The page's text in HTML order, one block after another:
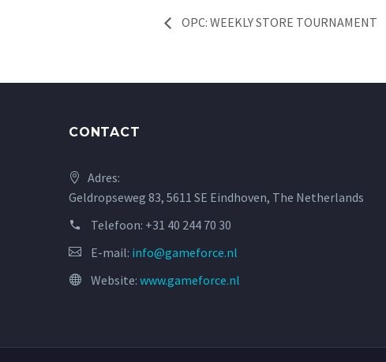
OPC: WEEKLY STORE TOURNAMENT
CONTACT
Adres:
Geldropseweg 83, 5611 SE Eindhoven, The Netherlands
Telefoon: +31 40 244 70 30
E-mail: info@gameforce.nl
Website: www.gameforce.nl